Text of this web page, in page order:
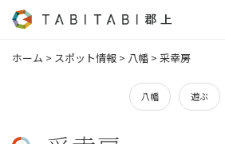
ホーム > スポット情報 > 八幡 > 采幸房
八幡 遊ぶ